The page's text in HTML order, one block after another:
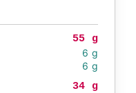
55 g
6 g
6 g
34 g